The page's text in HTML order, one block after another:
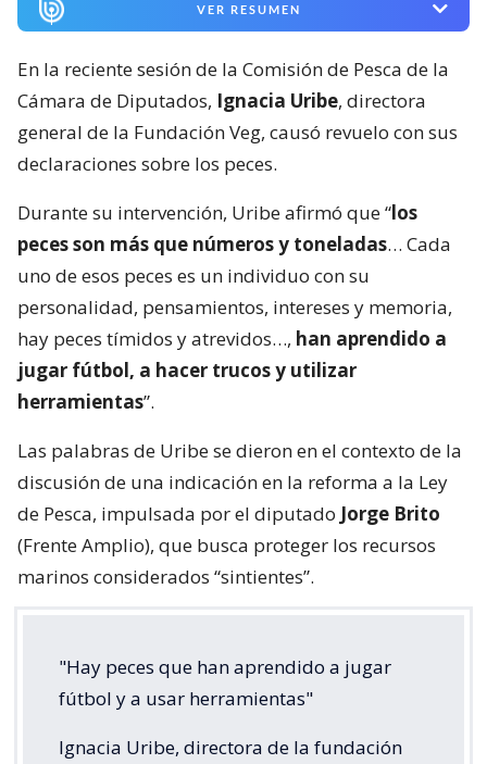
VER RESUMEN
En la reciente sesión de la Comisión de Pesca de la
Cámara de Diputados, Ignacia Uribe, directora
general de la Fundación Veg, causó revuelo con sus
declaraciones sobre los peces.
Durante su intervención, Uribe afirmó que “los
peces son más que números y toneladas… Cada
uno de esos peces es un individuo con su
personalidad, pensamientos, intereses y memoria,
hay peces tímidos y atrevidos…, han aprendido a
jugar fútbol, a hacer trucos y utilizar
herramientas”.
Las palabras de Uribe se dieron en el contexto de la
discusión de una indicación en la reforma a la Ley
de Pesca, impulsada por el diputado Jorge Brito
(Frente Amplio), que busca proteger los recursos
marinos considerados “sintientes”.
"Hay peces que han aprendido a jugar
fútbol y a usar herramientas"
Ignacia Uribe, directora de la fundación